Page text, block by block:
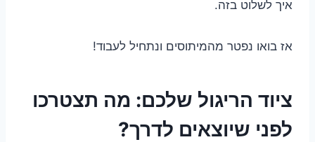
איך לשלוט בזה.
אז בואו נפטר מהמיתוסים ונתחיל לעבוד!
ציוד הריגול שלכם: מה תצטרכו
לפני שיוצאים לדרך?